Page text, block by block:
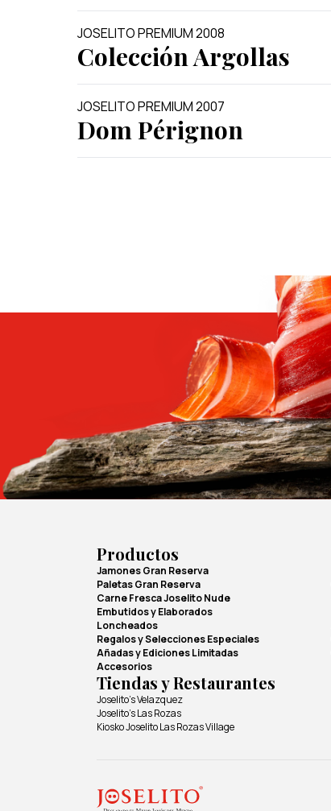
JOSELITO PREMIUM 2008
Colección Argollas
JOSELITO PREMIUM 2007
Dom Pérignon
Productos
Jamones Gran Reserva
Paletas Gran Reserva
Carne Fresca Joselito Nude
Embutidos y Elaborados
Loncheados
Regalos y Selecciones Especiales
Añadas y Ediciones Limitadas
Accesorios
Tiendas y Restaurantes
Joselito's Velazquez
Joselito's Las Rozas
Kiosko Joselito Las Rozas Village